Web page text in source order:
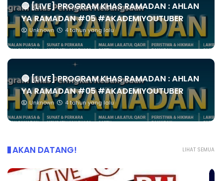
🔴 [LIVE] PROGRAM KHAS RAMADAN : AHLAN
YA RAMADAN #05 #AKADEMIYOUTUBER
Unknown 4 tahun yang lalu
🔴 [LIVE] PROGRAM KHAS RAMADAN : AHLAN
YA RAMADAN #05 #AKADEMIYOUTUBER
Unknown 4 tahun yang lalu
LIHAT SEMUA
AKAN DATANG!